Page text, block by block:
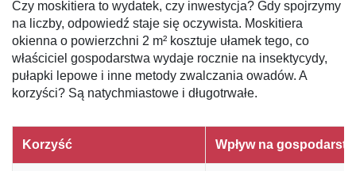
Czy moskitiera to wydatek, czy inwestycja? Gdy spojrzymy
na liczby, odpowiedź staje się oczywista. Moskitiera
okienna o powierzchni 2 m² kosztuje ułamek tego, co
właściciel gospodarstwa wydaje rocznie na insektycydy,
pułapki lepowe i inne metody zwalczania owadów. A
korzyści? Są natychmiastowe i długotrwałe.
Korzyść Wpływ na